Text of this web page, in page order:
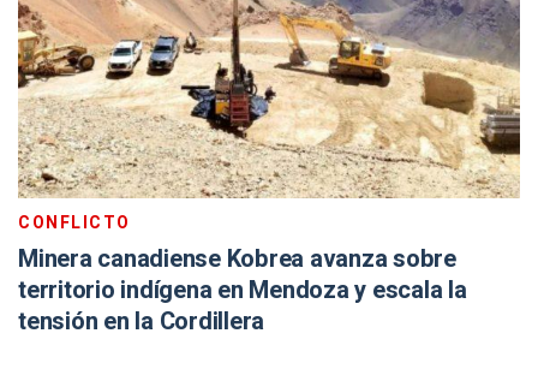
CONFLICTO
Minera canadiense Kobrea avanza sobre
territorio indígena en Mendoza y escala la
tensión en la Cordillera